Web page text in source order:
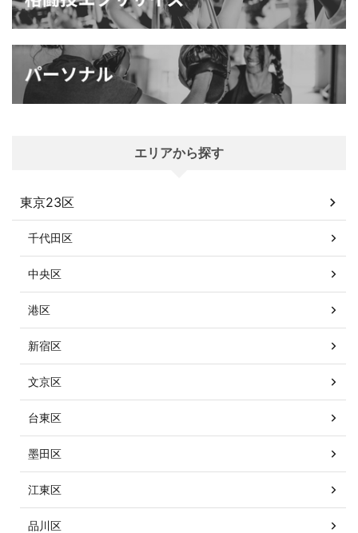
エリアから探す
東京23区
千代田区
中央区
港区
新宿区
文京区
台東区
墨田区
江東区
品川区